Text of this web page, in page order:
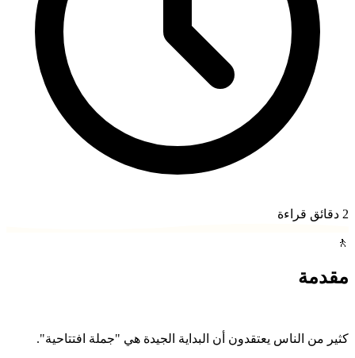
2 دقائق قراءة
🚶
مقدمة
كثير من الناس يعتقدون أن البداية الجيدة هي "جملة افتتاحية".